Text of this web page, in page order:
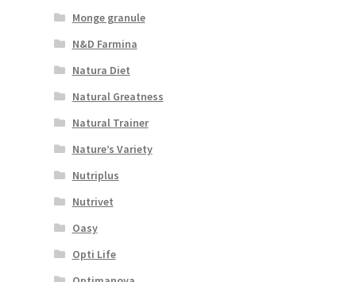
Monge granule
N&D Farmina
Natura Diet
Natural Greatness
Natural Trainer
Nature’s Variety
Nutriplus
Nutrivet
Oasy
Opti Life